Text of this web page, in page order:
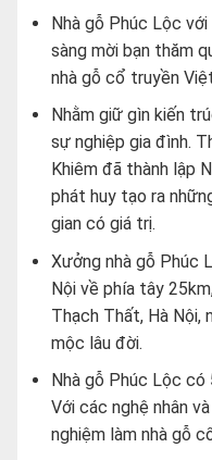
Nhà gỗ Phúc Lộc
sàng mời bạn thăm
nhà gỗ cổ truyền
Nhằm giữ gìn kiến
sự nghiệp gia đình.
Khiêm đã thành lập
phát huy tạo ra
gian có giá trị.
Xưởng nhà gỗ Phúc
Nội về phía tây
Thạch Thất, Hà Nội,
mộc lâu đời.
Nhà gỗ Phúc Lộc
Với các nghệ nhân
nghiệm làm nhà gỗ